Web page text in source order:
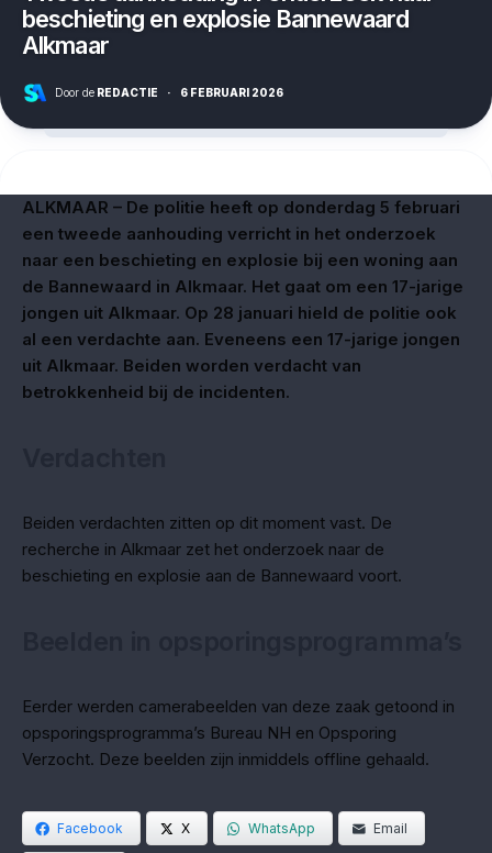
beschieting en explosie Bannewaard
Alkmaar
Door de REDACTIE · 6 FEBRUARI 2026
ALKMAAR – De politie heeft op donderdag 5 februari
een tweede aanhouding verricht in het onderzoek
naar een beschieting en explosie bij een woning aan
de Bannewaard in Alkmaar. Het gaat om een 17-jarige
jongen uit Alkmaar. Op 28 januari hield de politie ook
al een verdachte aan. Eveneens een 17-jarige jongen
uit Alkmaar. Beiden worden verdacht van
betrokkenheid bij de incidenten.
Beiden verdachten zitten op dit moment vast. De
recherche in Alkmaar zet het onderzoek naar de
beschieting en explosie aan de Bannewaard voort.
Eerder werden camerabeelden van deze zaak getoond in
opsporingsprogramma’s Bureau NH en Opsporing
Verzocht. Deze beelden zijn inmiddels offline gehaald.
Facebook X WhatsApp Email